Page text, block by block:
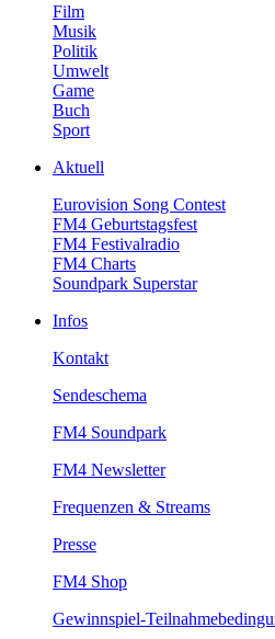
Film
Musik
Politik
Umwelt
Game
Buch
Sport
Aktuell
EurovisionSongContest
FM4Geburtstagsfest
FM4Festivalradio
FM4Charts
SoundparkSuperstar
Infos
Kontakt
Sendeschema
FM4Soundpark
FM4Newsletter
Frequenzen&Streams
Presse
FM4Shop
Gewinnspiel-